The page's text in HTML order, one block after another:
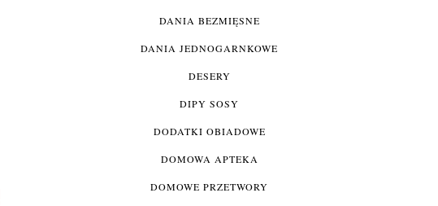
DANIA BEZMIĘSNE
DANIA JEDNOGARNKOWE
DESERY
DIPY SOSY
DODATKI OBIADOWE
DOMOWA APTEKA
DOMOWE PRZETWORY